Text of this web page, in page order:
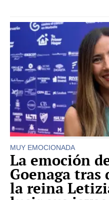
MUY EMOCIONADA
La emoción
Goenaga tras
la reina